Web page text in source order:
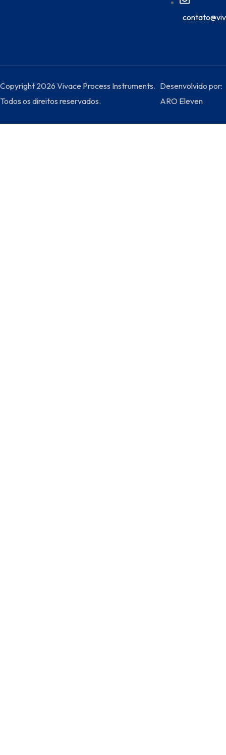
Copyright 2026 Vivace Process Instruments.
Todos os direitos reservados.
Desenvolvido por:
ARO Eleven